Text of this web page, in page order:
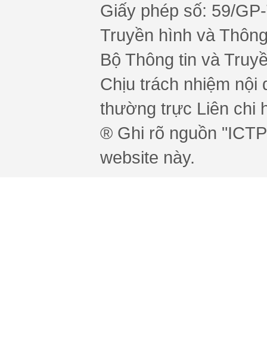
Giấy phép số: 59/
Truyền hình và
Bộ Thông tin và
Chịu trách nhiệm nội
thường trực Liên chi
® Ghi rõ nguồn
website này.